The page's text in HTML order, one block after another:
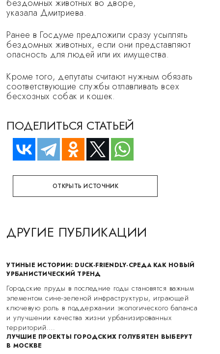
бездомных животных во дворе,
указала Дмитриева.
Ранее в Госдуме предложили сразу усыплять
бездомных животных, если они представляют
опасность для людей или их имущества.
Кроме того, депутаты считают нужным обязать
соответствующие службы отлавливать всех
бесхозных собак и кошек.
ПОДЕЛИТЬСЯ СТАТЬЕЙ
ОТКРЫТЬ ИСТОЧНИК
ДРУГИЕ ПУБЛИКАЦИИ
УТИНЫЕ ИСТОРИИ: DUCK-FRIENDLY-СРЕДА КАК НОВЫЙ
УРБАНИСТИЧЕСКИЙ ТРЕНД
Городские пруды в последние годы становятся важным
элементом сине-зеленой инфраструктуры, играющей
ключевую роль в поддержании экологического баланса
и улучшении качества жизни урбанизированных
территорий.…
ЛУЧШИЕ ПРОЕКТЫ ГОРОДСКИХ ГОЛУБЯТЕН ВЫБЕРУТ
В МОСКВЕ